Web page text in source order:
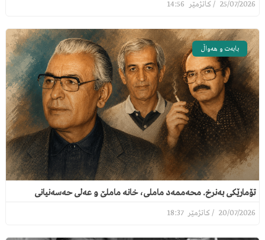
25/07/2026
بابەت و هەواڵ
تۆمارێکی بەنرخ. محەممەد ماملی، خانە ماملێ و عەلی حەسەنیانی
20/07/2026
18:37